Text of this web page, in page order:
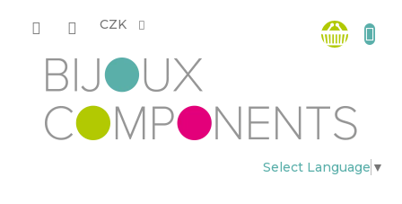
CZK
Select Language ▼
košík